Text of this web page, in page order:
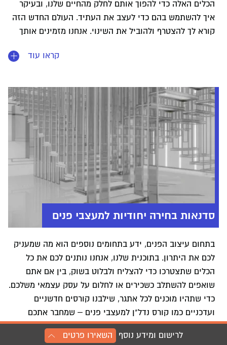
לרישום ומידע נוסף השאירו פרטים
הכלים האלה כדי להפוך אותם לחלק מהחיים שלנו, ובעיקר
איך להשתמש בהם כדי לעצב את העתיד. העולם החדש הזה
קורא לך להצטרף ולהוביל את השינוי. אנחנו מזמינים אותך
של הבינה המלאכותית ולעשות שינוי אמיתי בעיצוב העולם
קראו עוד
סדנאות בחירה יחודיות למעצבי פנים
בתחום עיצוב הפנים, ידע בתחומים נוספים הוא מה שמעניק
לכם את היתרון. בתוכנית שלנו, אנחנו נותנים לכם את כל
הכלים שתצטרכו כדי להצליח ולבלוט בשוק, בין אם אתם
שואפים להשתלב כשכירים או לחלום על עסק עצמאי משלכם.
כדי שתהיו מוכנים לכל אתגר, שילבנו קורסים חדשניים
ועדכניים כמו קורס נדל"ן למעצבי פנים – שמחבר אתכם
להזדמנויות הייחודיות של ענף הבנייה. בנוסף, קורס הטרנדים
שלנו יעניק לכם הבנה מעמיקה במגמות ובתחזיות המובילות